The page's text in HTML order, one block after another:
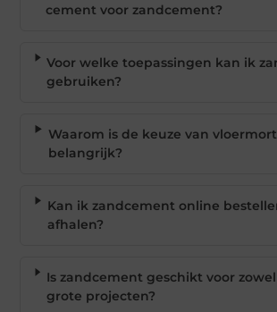
cement voor zandcement?
Voor welke toepassingen kan ik
gebruiken?
Waarom is de keuze van
belangrijk?
Kan ik zandcement online
afhalen?
Is zandcement geschikt voor
grote projecten?